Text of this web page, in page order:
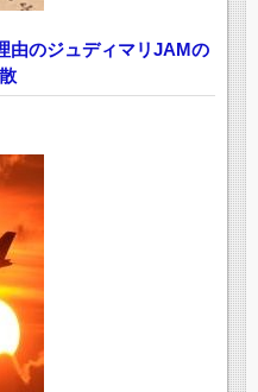
由のジュディマリJAMの